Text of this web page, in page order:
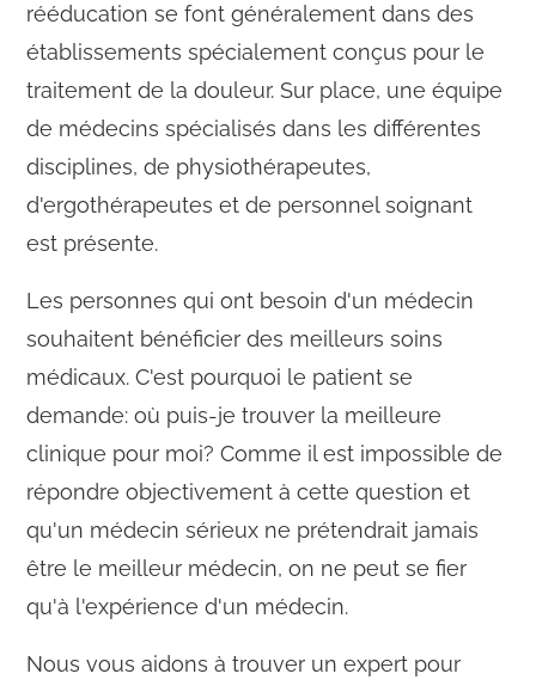
rééducation se font généralement dans des
établissements spécialement conçus pour le
traitement de la douleur. Sur place, une équipe
de médecins spécialisés dans les différentes
disciplines, de physiothérapeutes,
d'ergothérapeutes et de personnel soignant
est présente.
Les personnes qui ont besoin d'un médecin
souhaitent bénéficier des meilleurs soins
médicaux. C'est pourquoi le patient se
demande: où puis-je trouver la meilleure
clinique pour moi? Comme il est impossible de
répondre objectivement à cette question et
qu'un médecin sérieux ne prétendrait jamais
être le meilleur médecin, on ne peut se fier
qu'à l'expérience d'un médecin.
Nous vous aidons à trouver un expert pour